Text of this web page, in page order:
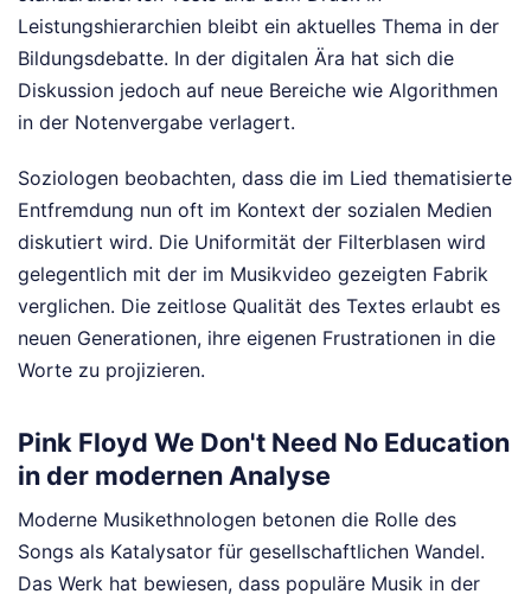
Leistungshierarchien bleibt ein aktuelles Thema in der
Bildungsdebatte. In der digitalen Ära hat sich die
Diskussion jedoch auf neue Bereiche wie Algorithmen
in der Notenvergabe verlagert.
Soziologen beobachten, dass die im Lied thematisierte
Entfremdung nun oft im Kontext der sozialen Medien
diskutiert wird. Die Uniformität der Filterblasen wird
gelegentlich mit der im Musikvideo gezeigten Fabrik
verglichen. Die zeitlose Qualität des Textes erlaubt es
neuen Generationen, ihre eigenen Frustrationen in die
Worte zu projizieren.
Pink Floyd We Don't Need No Education
in der modernen Analyse
Moderne Musikethnologen betonen die Rolle des
Songs als Katalysator für gesellschaftlichen Wandel.
Das Werk hat bewiesen, dass populäre Musik in der